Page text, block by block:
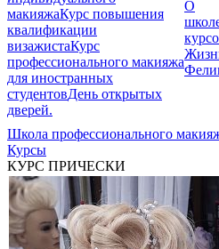
макияжаКурс повышения
квалификации
визажистаКурс
профессионального макияжа
для иностранных
студентовДень открытых
дверей.
О
Школа профессионального
Курсы
КУРС ПРИЧЕСКИ